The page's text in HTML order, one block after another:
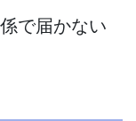
で届かない